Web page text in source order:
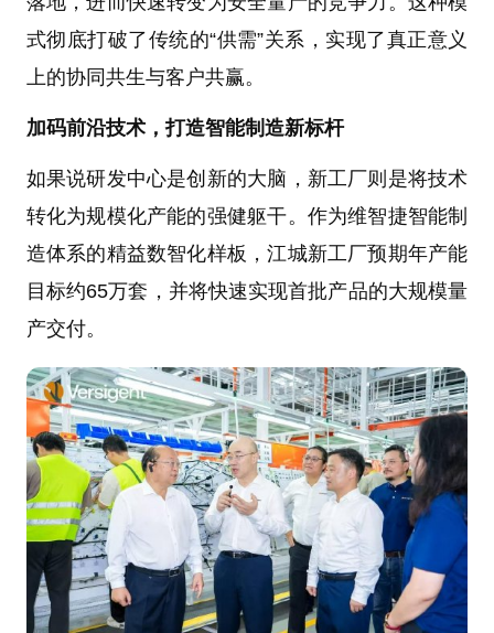
式彻底打破了传统的“供需”关系，实现了真正意义
上的协同共生与客户共赢。
加码前沿技术，打造智能制造新标杆
如果说研发中心是创新的大脑，新工厂则是将技术
转化为规模化产能的强健躯干。作为维智捷智能制
造体系的精益数智化样板，江城新工厂预期年产能
目标约65万套，并将快速实现首批产品的大规模量
产交付。